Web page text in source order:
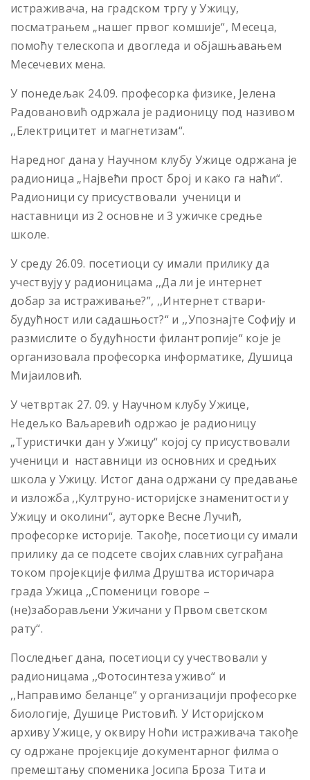
истраживача, на градском тргу у Ужицу,
посматрањем „нашег првог комшије“, Месеца,
помоћу телескопа и двогледа и објашњавањем
Месечевих мена.
У понедељак 24.09. професорка физике, Јелена
Радовановић одржала је радионицу под називом
,,Електрицитет и магнетизам“.
Наредног дана у Научном клубу Ужице одржана је
радионица „Највећи прост број и како га наћи“.
Радионици су присуствовали ученици и
наставници из 2 основне и 3 ужичке средње
школе.
У среду 26.09. посетиоци су имали прилику да
учествују у радионицама ,,Да ли је интернет
добар за истраживање?”, ,,Интернет ствари-
будућност или садашњост?“ и ,,Упознајте Софију и
размислите о будућности филантропије“ које је
организовала професорка информатике, Душица
Мијаиловић.
У четвртак 27. 09. у Научном клубу Ужице,
Недељко Ваљаревић одржао је радионицу
„Туристички дан у Ужицу“ којој су присуствовали
ученици и наставници из основних и средњих
школа у Ужицу. Истог дана одржани су предавање
и изложба ,,Култруно-историјске знаменитости у
Ужицу и околини“, ауторке Весне Лучић,
професорке историје. Такође, посетиоци су имали
прилику да се подсете својих славних суграђана
током пројекције филма Друштва историчара
града Ужица ,,Споменици говоре –
(не)заборављени Ужичани у Првом светском
рату“.
Последњег дана, посетиоци су учествовали у
радионицама ,,Фотосинтеза уживо“ и
,,Направимо беланце“ у организацији професорке
биологије, Душице Ристовић. У Историјском
архиву Ужице, у оквиру Ноћи истраживача такође
су одржане пројекције документарног филма о
премештању споменика Јосипа Броза Тита и